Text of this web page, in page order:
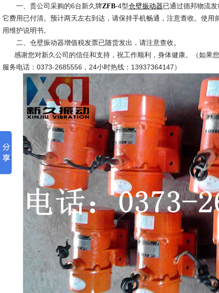
一、贵公司采购的6台新久牌ZFB-4型仓壁振动器已通过德邦物流
它费用已付清。预计两天左右到达，请保持手机畅通，注意查收。使用
用维护说明书。
二、仓壁振动器增值税发票已随货发出，请注意查收。
感谢您对新久公司的信任和支持，祝工作顺利，身体健康。（如果
服务电话：0373-2685556，24小时热线：13937364147）